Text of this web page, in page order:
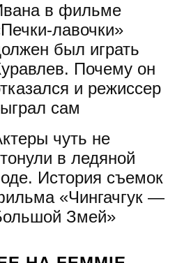
в фильме
лавочки»
был играть
Почему он
и режиссер
сам
чуть не
в ледяной
История съемок
«Чингачгук —
Змей»